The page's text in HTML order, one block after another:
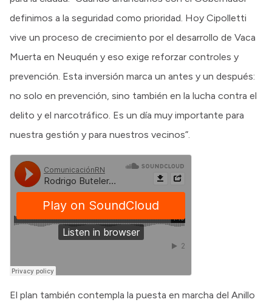
definimos a la seguridad como prioridad. Hoy Cipolletti
vive un proceso de crecimiento por el desarrollo de Vaca
Muerta en Neuquén y eso exige reforzar controles y
prevención. Esta inversión marca un antes y un después:
no solo en prevención, sino también en la lucha contra el
delito y el narcotráfico. Es un día muy importante para
nuestra gestión y para nuestros vecinos”.
El plan también contempla la puesta en marcha del Anillo